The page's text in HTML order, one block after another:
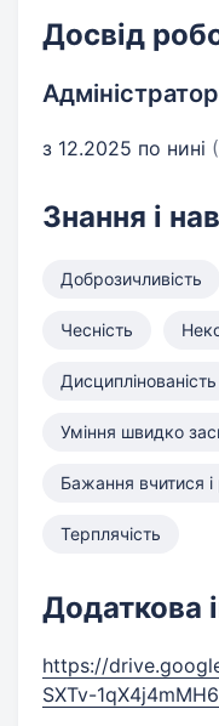
Досвід
з 12.2025 по нині
Знання і
Доброзичливість
Чесність
Дисциплінованість
Уміння швидко
Бажання вчитися і
Терплячість
Додаткова
https://
SXTv-